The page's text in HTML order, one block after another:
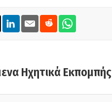
Ηχητικά Εκπομπής